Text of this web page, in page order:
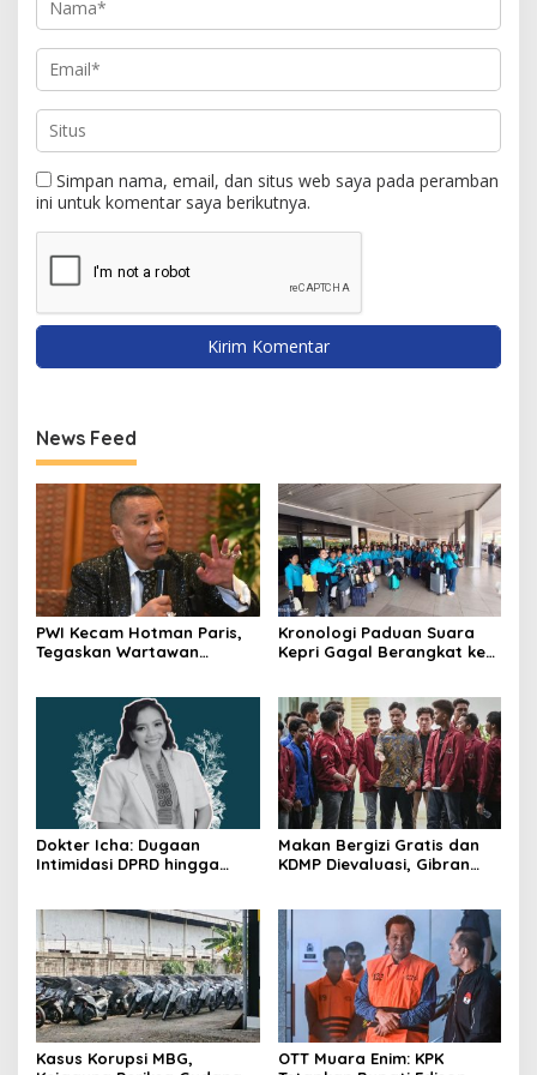
Simpan nama, email, dan situs web saya pada peramban
ini untuk komentar saya berikutnya.
News Feed
PWI Kecam Hotman Paris,
Tegaskan Wartawan
Kronologi Paduan Suara
Kepri Gagal Berangkat ke
Dokter Icha: Dugaan
Intimidasi DPRD hingga
Perkembangannya
Makan Bergizi Gratis dan
KDMP Dievaluasi, Gibran
Kasus Korupsi MBG,
OTT Muara Enim: KPK